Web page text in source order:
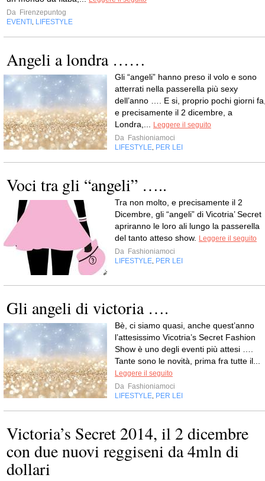
Da Firenzepuntog
EVENTI , LIFESTYLE
Angeli a londra ……
Gli “angeli” hanno preso il volo e sono
atterrati nella passerella più sexy
dell’anno …. E si, proprio pochi giorni
e precisamente il 2 dicembre, a
Londra,... Leggere il seguito
Da Fashioniamoci
LIFESTYLE, PER LEI
Voci tra gli “angeli” …..
Tra non molto, e precisamente il 2
Dicembre, gli “angeli” di Vicotria’ Secret
apriranno le loro ali lungo la passerella
del tanto atteso show. Leggere il seguito
Da Fashioniamoci
LIFESTYLE, PER LEI
Gli angeli di victoria ….
Bè, ci siamo quasi, anche quest’anno
l’attesissimo Vicotria’s Secret Fashion
Show è uno degli eventi più attesi ….
Tante sono le novità, prima fra tutte il...
Leggere il seguito
Da Fashioniamoci
LIFESTYLE, PER LEI
Victoria’s Secret 2014, il 2 dicembre
con due nuovi reggiseni da 4mln di
dollari